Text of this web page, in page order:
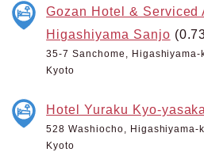
Gozan Hotel & Serviced
Higashiyama Sanjo
35-7 Sanchome,
Kyoto
Hotel Yuraku Kyo-yasaka
528 Washiocho, Higashiyama-
Kyoto